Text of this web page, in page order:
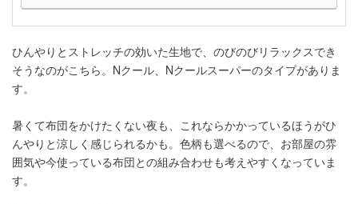
ひんやりとストレッチの効いた生地で、のびのびリラックスでき
そうなのがこちら。Nクール、Nクールスーパーのタイプがありま
す。
暑くて布団をかけたくない夜も、これならかかっているほうがひ
んやりと涼しく感じられるかも。色柄も選べるので、お部屋の雰
囲気や今使っている布団との組み合わせも考えやすくなっていま
す。